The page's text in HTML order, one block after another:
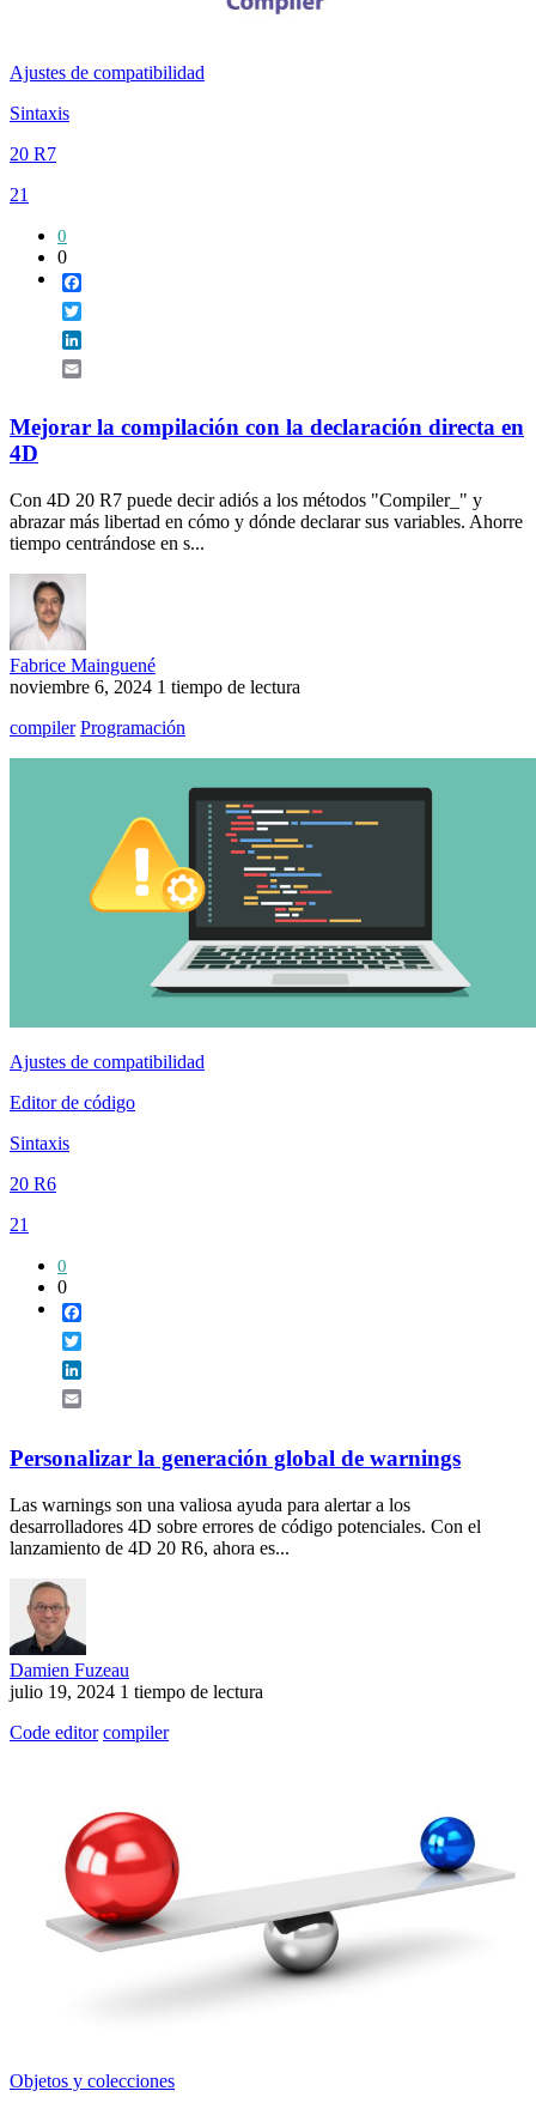
Ajustes de compatibilidad
Sintaxis
20 R7
21
0
0
Mejorar la compilación con la declaración directa en
4D
Con 4D 20 R7 puede decir adiós a los métodos "Compiler_" y
abrazar más libertad en cómo y dónde declarar sus variables. Ahorre
tiempo centrándose en s...
Fabrice Mainguené
noviembre 6, 2024 1 tiempo de lectura
compiler Programación
Ajustes de compatibilidad
Editor de código
Sintaxis
20 R6
21
0
0
Personalizar la generación global de warnings
Las warnings son una valiosa ayuda para alertar a los
desarrolladores 4D sobre errores de código potenciales. Con el
lanzamiento de 4D 20 R6, ahora es...
Damien Fuzeau
julio 19, 2024 1 tiempo de lectura
Code editor compiler
Objetos y colecciones